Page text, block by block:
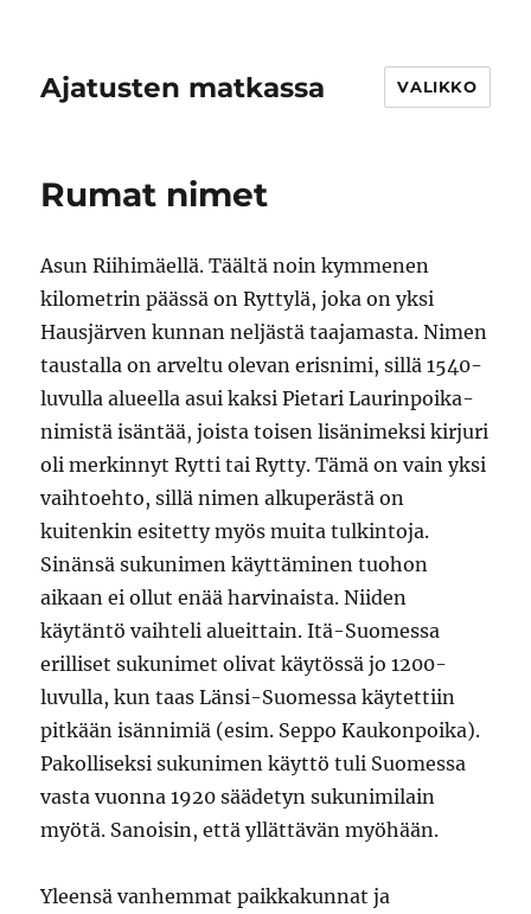
Ajatusten matkassa VALIKKO
Rumat nimet
Asun Riihimäellä. Täältä noin kymmenen
kilometrin päässä on Ryttylä, joka on yksi
Hausjärven kunnan neljästä taajamasta. Nimen
taustalla on arveltu olevan erisnimi, sillä 1540-
luvulla alueella asui kaksi Pietari Laurinpoika-
nimistä isäntää, joista toisen lisänimeksi kirjuri
oli merkinnyt Rytti tai Rytty. Tämä on vain yksi
vaihtoehto, sillä nimen alkuperästä on
kuitenkin esitetty myös muita tulkintoja.
Sinänsä sukunimen käyttäminen tuohon
aikaan ei ollut enää harvinaista. Niiden
käytäntö vaihteli alueittain. Itä-Suomessa
erilliset sukunimet olivat käytössä jo 1200-
luvulla, kun taas Länsi-Suomessa käytettiin
pitkään isännimiä (esim. Seppo Kaukonpoika).
Pakolliseksi suku­nimen käyttö tuli Suomessa
vasta vuonna 1920 säädetyn sukunimilain
myötä. Sanoisin, että yllättävän myöhään.
Yleensä vanhemmat paikkakunnat ja